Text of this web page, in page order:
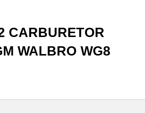
CARBURETOR
WALBRO WG8